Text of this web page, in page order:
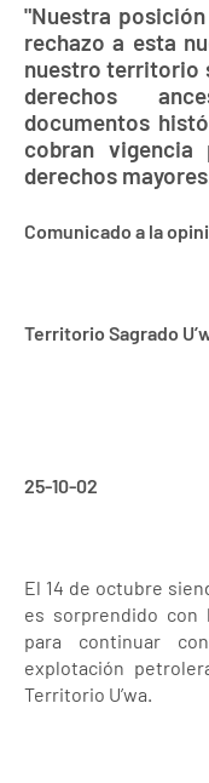
"Nuestra
rechazo a esta
nuestro territorio
derechos
documentos
cobran
derechos
Comunicado a la
Territorio Sagrado
25-10-02
El 14 de octubre
es sorprendido con
para continuar
explotación
Territorio U’wa.